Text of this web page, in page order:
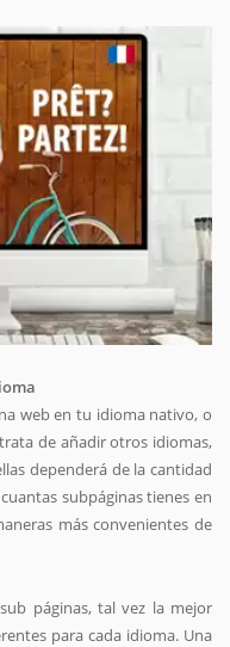
web en tu idioma nativo, o
de añadir otros idiomas,
dependerá de la cantidad
subpáginas tienes en
más convenientes de
páginas, tal vez la mejor
para cada idioma. Una